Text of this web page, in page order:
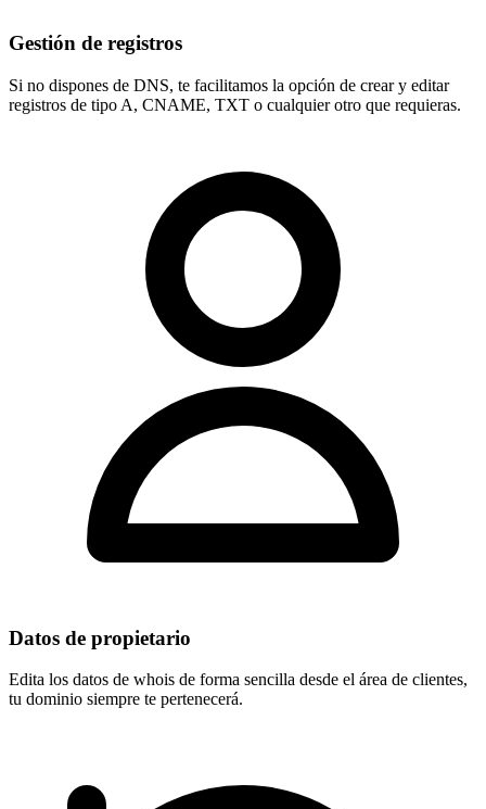
Gestión de registros
Si no dispones de DNS, te facilitamos la opción de crear y editar
registros de tipo A, CNAME, TXT o cualquier otro que requieras.
Datos de propietario
Edita los datos de whois de forma sencilla desde el área de clientes,
tu dominio siempre te pertenecerá.